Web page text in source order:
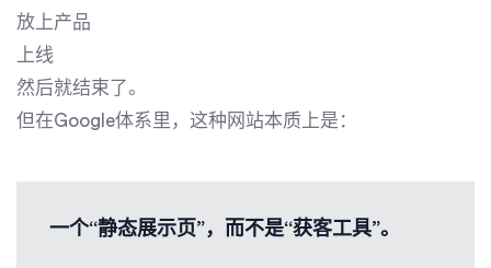
放上产品
上线
然后就结束了。
但在Google体系里，这种网站本质上是：
一个“静态展示页”，而不是“获客工具”。